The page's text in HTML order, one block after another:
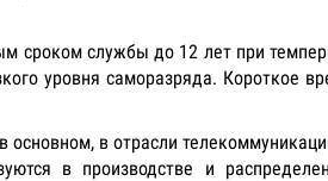
сроком службы до 12 лет при
уровня саморазряда. Короткое
в отрасли
в производстве и